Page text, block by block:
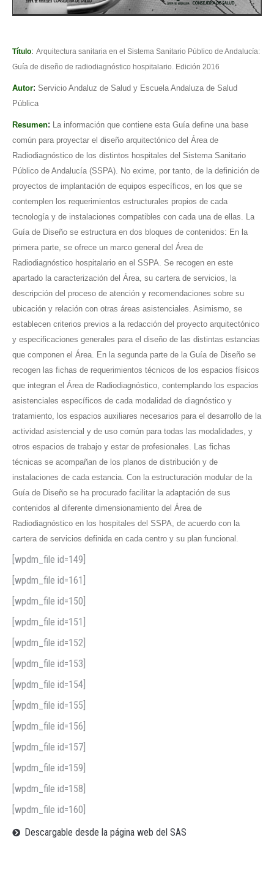
Título: Arquitectura sanitaria en el Sistema Sanitario Público de Andalucía:
Guía de diseño de radiodiagnóstico hospitalario. Edición 2016
Autor: Servicio Andaluz de Salud y Escuela Andaluza de Salud
Pública
Resumen: La información que contiene esta Guía define una base
común para proyectar el diseño arquitectónico del Área de
Radiodiagnóstico de los distintos hospitales del Sistema Sanitario
Público de Andalucía (SSPA). No exime, por tanto, de la definición de
proyectos de implantación de equipos específicos, en los que se
contemplen los requerimientos estructurales propios de cada
tecnología y de instalaciones compatibles con cada una de ellas. La
Guía de Diseño se estructura en dos bloques de contenidos: En la
primera parte, se ofrece un marco general del Área de
Radiodiagnóstico hospitalario en el SSPA. Se recogen en este
apartado la caracterización del Área, su cartera de servicios, la
descripción del proceso de atención y recomendaciones sobre su
ubicación y relación con otras áreas asistenciales. Asimismo, se
establecen criterios previos a la redacción del proyecto arquitectónico
y especificaciones generales para el diseño de las distintas estancias
que componen el Área. En la segunda parte de la Guía de Diseño se
recogen las fichas de requerimientos técnicos de los espacios físicos
que integran el Área de Radiodiagnóstico, contemplando los espacios
asistenciales específicos de cada modalidad de diagnóstico y
tratamiento, los espacios auxiliares necesarios para el desarrollo de la
actividad asistencial y de uso común para todas las modalidades, y
otros espacios de trabajo y estar de profesionales. Las fichas
técnicas se acompañan de los planos de distribución y de
instalaciones de cada estancia. Con la estructuración modular de la
Guía de Diseño se ha procurado facilitar la adaptación de sus
contenidos al diferente dimensionamiento del Área de
Radiodiagnóstico en los hospitales del SSPA, de acuerdo con la
cartera de servicios definida en cada centro y su plan funcional.
[wpdm_file id=149]
[wpdm_file id=161]
[wpdm_file id=150]
[wpdm_file id=151]
[wpdm_file id=152]
[wpdm_file id=153]
[wpdm_file id=154]
[wpdm_file id=155]
[wpdm_file id=156]
[wpdm_file id=157]
[wpdm_file id=159]
[wpdm_file id=158]
[wpdm_file id=160]
Descargable desde la página web del SAS